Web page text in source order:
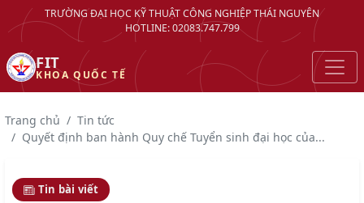
TRƯỜNG ĐẠI HỌC KỸ THUẬT CÔNG NGHIỆP THÁI NGUYÊN
HOTLINE: 02083.747.799
FIT
KHOA QUỐC TẾ
Trang chủ
Tin tức
Quyết định ban hành Quy chế Tuyển sinh đại học của...
Tin bài viết